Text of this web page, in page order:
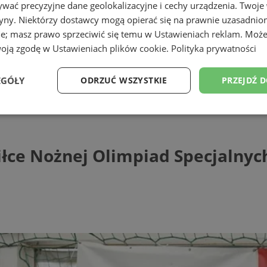
Olimpiad Specjalnych w Rudzie
Nożnej Olimpiad
precyzyjne dane geolokalizacyjne i cechy urządzenia.
Niektórzy dostawcy mogą opierać się na prawnie
masz prawo sprzeciwić się temu w Ustawieniach reklam.
zgodę w Ustawieniach plików cookie. Polityka prywatności
PRZEJDŹ
ODRZUĆ WSZYSTKIE
Wydajność Targetowanie Funkcjonalność
Bez niezbędnych plików cookie nie można prawidłowo korzystać ze strony internetowej.
Provider/
Domena
Okres